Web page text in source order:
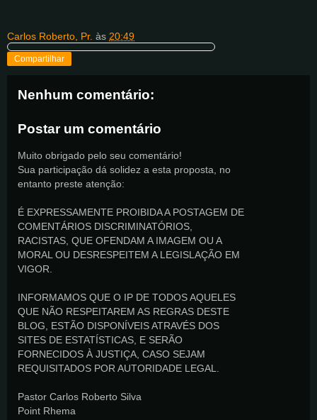
Carlos Roberto, Pr. às 20:49
Compartilhar
Nenhum comentário:
Postar um comentário
Muito obrigado pelo seu comentário!
Sua participação dá solidez a esta proposta, no
entanto preste atenção:
É EXPRESSAMENTE PROIBIDA A POSTAGEM DE
COMENTÁRIOS DISCRIMINATÓRIOS,
RACISTAS, QUE OFENDAM A IMAGEM OU A
MORAL OU DESRESPEITEM A LEGISLAÇÃO EM
VIGOR.
INFORMAMOS QUE O IP DE TODOS AQUELES
QUE NÃO RESPEITAREM AS REGRAS DESTE
BLOG, ESTÃO DISPONÍVEIS ATRAVÉS DOS
SITES DE ESTATÍSTICAS, E SERÃO
FORNECIDOS À JUSTIÇA, CASO SEJAM
REQUISITADOS POR AUTORIDADE LEGAL.
Pastor Carlos Roberto Silva
Point Rhema